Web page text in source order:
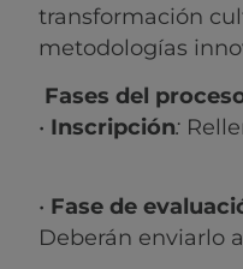
transformación
metodologías
Fases del
• Inscripción:
• Fase de
Deberán enviarlo